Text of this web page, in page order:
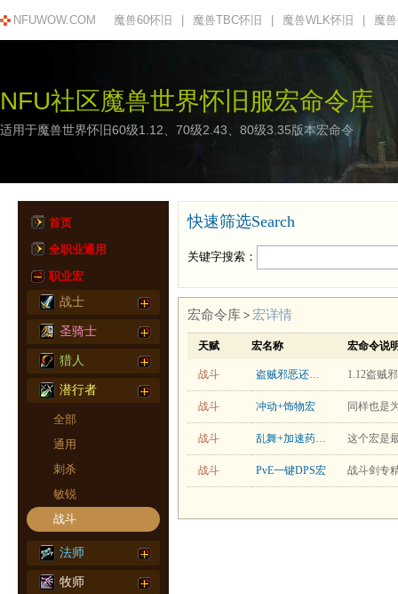
NFUWOW.COM 魔兽60怀旧 魔兽TBC怀旧 魔兽WLK怀旧 魔
NFU社区魔兽世界怀旧服宏命令库
适用于魔兽世界怀旧60级1.12、70级2.43、80级3.35版本宏命令
首页
全职业通用
职业宏
战士
圣骑士
猎人
潜行者
全部
通用
刺杀
敏锐
战斗
法师
牧师
快速筛选Search
关键字搜索：
宏命令库 > 宏详情
天赋 宏名称 宏命令说
战斗 盗贼邪恶还击宏 1.12盗贼
战斗 冲动+饰物宏
战斗 乱舞+加速药水宏
战斗 PvE一键DPS宏